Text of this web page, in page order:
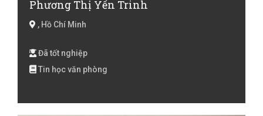
Phương Thị Yến Trinh
, Hồ Chí Minh
Đã tốt nghiệp
Tin học văn phòng